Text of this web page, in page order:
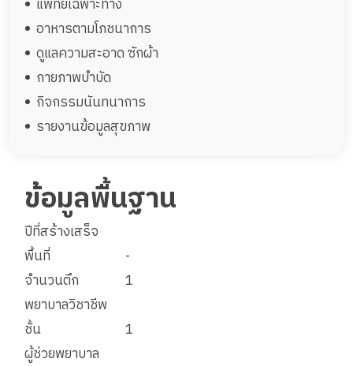
แพทย์เฉพาะทาง
อาหารตามโภชนาการ
ดูแลความสะอาด ซักผ้า
กายภาพบำบัด
กิจกรรมนันทนาการ
รายงานข้อมูลสุขภาพ
ข้อมูลพื้นฐาน
ปีที่สร้างเสร็จ
พื้นที่
-
จำนวนตึก
1
พยาบาลวิชาชีพ
ชั้น
1
ผู้ช่วยพยาบาล